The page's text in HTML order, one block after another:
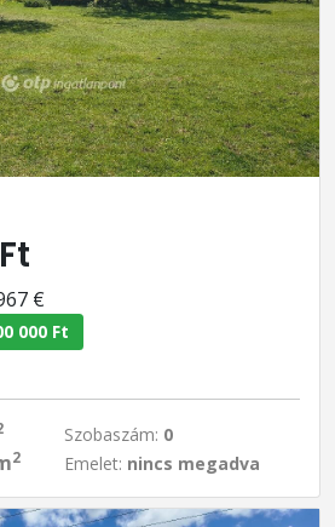
€
000 Ft
2
Szobaszám: 0
Emelet: nincs megadva